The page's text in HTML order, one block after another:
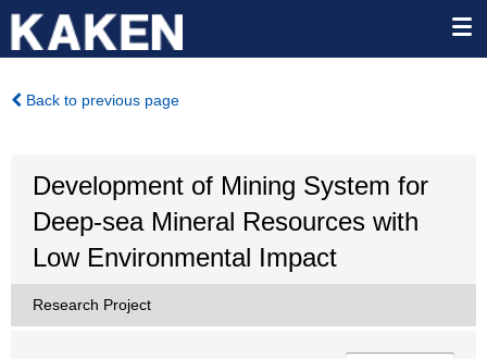
Back to previous page
Development of Mining System for
Deep-sea Mineral Resources with
Low Environmental Impact
Research Project